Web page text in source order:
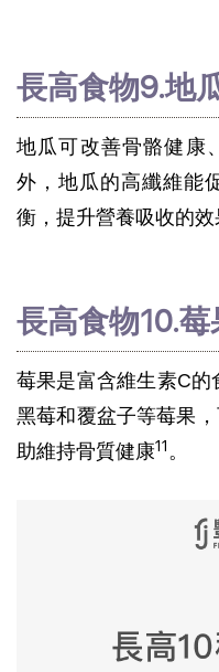
長高食物9.地
地瓜可改善骨骼健康
外，地瓜的高纖維能
衡，提升營養吸收的效
長高食物10.莓
莓果是富含維生素C的
黑莓和覆盆子等莓果
助維持骨質健康11。